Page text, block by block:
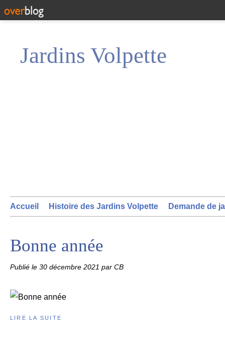
Jardins Volpette
Accueil Histoire des Jardins Volpette Demande de
Bonne année
Publié le 30 décembre 2021 par CB
LIRE LA SUITE